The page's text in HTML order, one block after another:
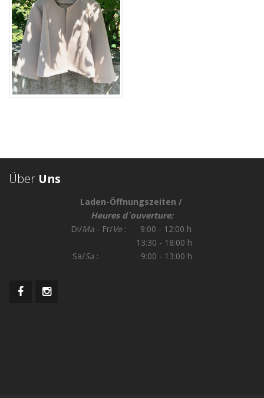
Über Uns
Laden-Öffnungszeiten /
Heures d`ouverture:
Di/Ma- Fr/Ve : 9:00 - 12:00 h
13:30 - 18:00 h
Sa/Sa : 9:00 - 13:00 h